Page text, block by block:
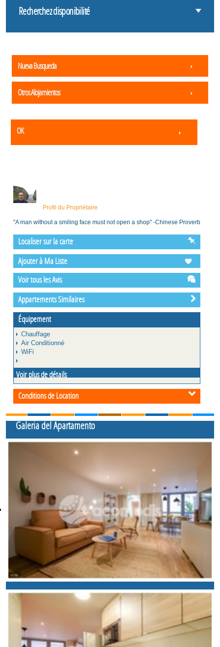
Recherchez disponibilité
Nueva Busqueda
Otros Alojamientos
OK
Profil du Propriétaire
"A man without a smiling face must not open a shop" -Chinese Proverb
Localiser sur la carte
Ajouter à Ma Liste
Voir tous les Avis
Appartements Similaires
Équipement
Chauffage
Air Conditionné
WiFi
Voir plus de détails
Conditions de Location
Galeria del Apartamento